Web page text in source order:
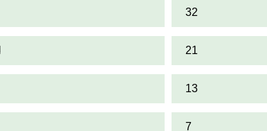
32
21
13
7